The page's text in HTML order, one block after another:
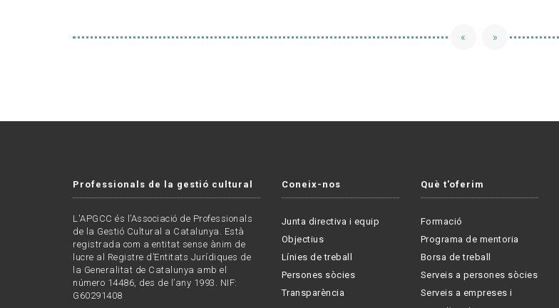
« »
Professionals de la gestió cultural
L'APGCC és l’Associació de Professionals
de la Gestió Cultural a Catalunya. Està
registrada com a entitat sense ànim de
lucre al Registre d’Entitats Jurídiques de
la Generalitat de Catalunya amb el
número 14486, des de l’any 1993. NIF:
G60291408
Coneix-nos
Junta directiva i equip
Objectius
Línies de treball
Persones sòcies
Transparència
Què t'oferim
Formació
Programa de mentoria
Borsa de treball
Serveis a persones sòcies
Serveis a empreses i